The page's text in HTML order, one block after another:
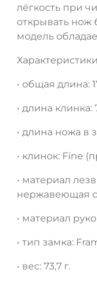
лёгкость при
открывать нож
модель
• общая длина:
• длина клинка:
• длина ножа в
• клинок: Fine
• материал
нержавеющая
• материал
• тип замка:
• вес: 73,7 г.